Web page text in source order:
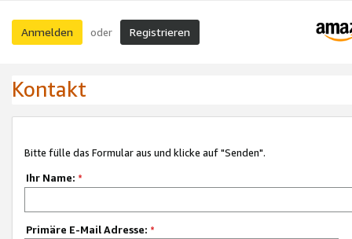
Anmelden oder Registrieren
Kontakt
Bitte fülle das Formular aus und klicke auf "Senden".
Ihr Name: *
Primäre E-Mail Adresse: *